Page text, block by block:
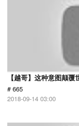
【越哥】这种意图颠
# 665
2018-09-14 03:00